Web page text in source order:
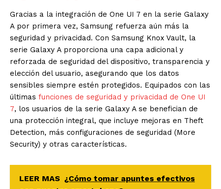
Gracias a la integración de One UI 7 en la serie Galaxy
A por primera vez, Samsung refuerza aún más la
seguridad y privacidad. Con Samsung Knox Vault, la
serie Galaxy A proporciona una capa adicional y
reforzada de seguridad del dispositivo, transparencia y
elección del usuario, asegurando que los datos
sensibles siempre estén protegidos. Equipados con las
últimas funciones de seguridad y privacidad de One UI
7, los usuarios de la serie Galaxy A se benefician de
una protección integral, que incluye mejoras en Theft
Detection, más configuraciones de seguridad (More
Security) y otras características.
LEER MAS ¿Cómo tomar apuntes efectivos